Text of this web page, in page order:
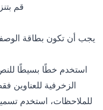
قم
يجب أن تكون بطاقة
استخدم خطًا بسيطًا
الزخرفية للعناوين
للملاحظات، استخدم